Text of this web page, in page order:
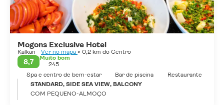
Mogons Exclusive Hotel
Kalkan - Ver no mapa > 0,2 km do Centro
8,7
Muito bom
245
Spa e centro de bem-estar
Bar de piscina
Restaurante
STANDARD, SIDE SEA VIEW, BALCONY
COM PEQUENO-ALMOÇO